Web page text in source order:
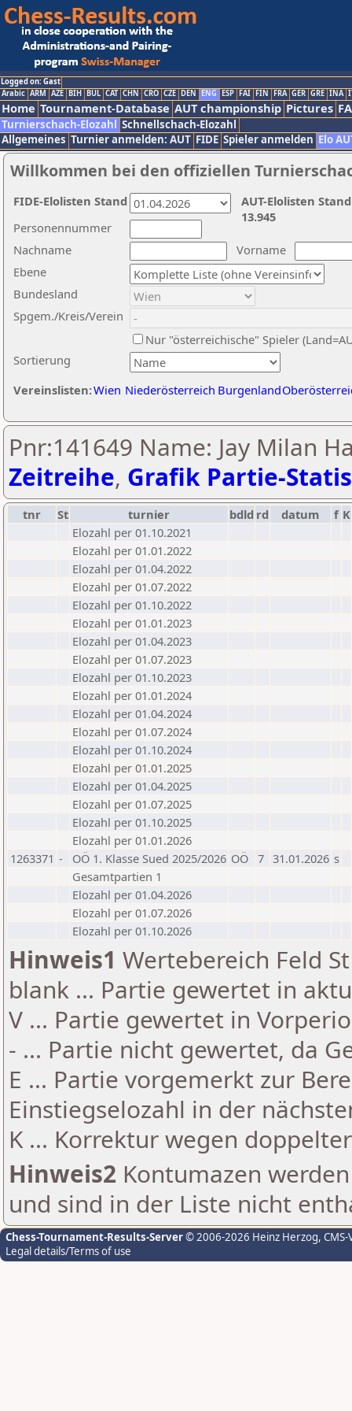
Logged on: Gast
Arabic ARM AZE BIH BUL CAT CHN CRO CZE DEN ENG ESP FAI FIN FRA GER GRE INA
Home Tournament-Database AUT championship Pictures
Turnierschach-Elozahl Schnellschach-Elozahl
Allgemeines Turnier anmelden: AUT FIDE Spieler anmelden Elo
Willkommen bei den offiziellen
Nachname
Vorname
Ebene
Sortierung
Personennummer
Bundesland
Spgem./Kreis/Verein
Nur "österreichische" Spieler
Vereinslisten:Wien Niederösterreich Burgenland
AUT-Elolisten
13.945
FIDE-Elolisten Stand
Pnr:141649 Name: Jay Milan
Zeitreihe, Grafik Partie-
tnr St turnier bdld rd datum f K
Elozahl per 01.10.2021
Elozahl per 01.01.2022
Elozahl per 01.04.2022
Elozahl per 01.07.2022
Elozahl per 01.10.2022
Elozahl per 01.01.2023
Elozahl per 01.04.2023
Elozahl per 01.07.2023
Elozahl per 01.10.2023
Elozahl per 01.01.2024
Elozahl per 01.04.2024
Elozahl per 01.07.2024
Elozahl per 01.10.2024
Elozahl per 01.01.2025
Elozahl per 01.04.2025
Elozahl per 01.07.2025
Elozahl per 01.10.2025
Elozahl per 01.01.2026
1263371 - OÖ 1. Klasse Sued 2025/2026 OÖ 7 31.01.2026 s
Gesamtpartien 1
Elozahl per 01.04.2026
Elozahl per 01.07.2026
Elozahl per 01.10.2026
Hinweis1 Wertebereich Feld
blank ... Partie gewertet in
V ... Partie gewertet in
- ... Partie nicht gewertet, da
E ... Partie vorgemerkt zur
Einstiegselozahl in der
K ... Korrektur wegen
Hinweis2 Kontumazen
und sind in der Liste nicht
Chess-Tournament-Results-Server© 2006-2026 Heinz Herzog,
Legal details/Terms of use